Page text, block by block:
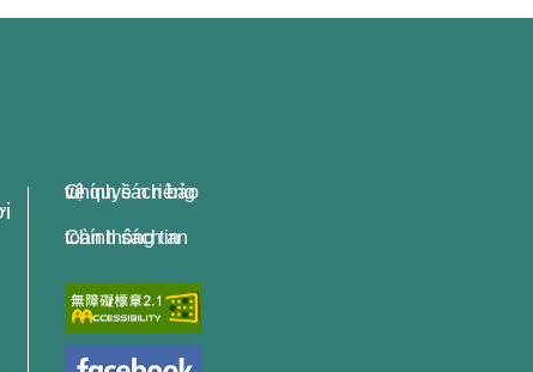
Chính sách bảo vệ quyề n riêng tư
Chính sách an toàn thông tin